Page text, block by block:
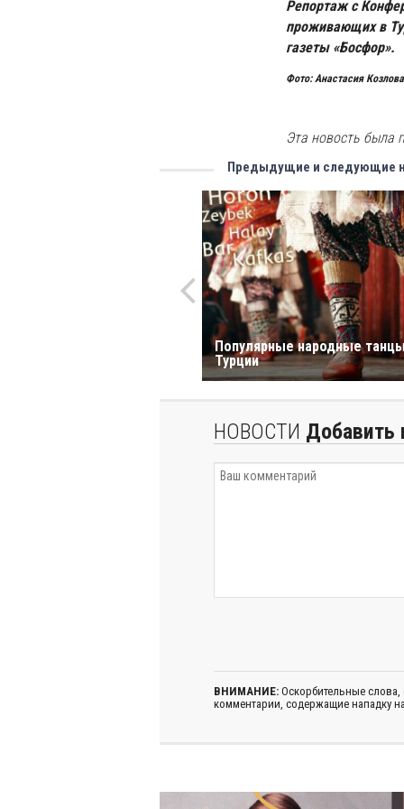
Репортаж с
проживающих в
газеты «Босфор».
Фото: Анастасия
Эта новость была
Предыдущие и следующие
Популярные народные
Турции
НОВОСТИ Добавить
ВНИМАНИЕ: Оскорбительные
комментарии, содержащие нападку